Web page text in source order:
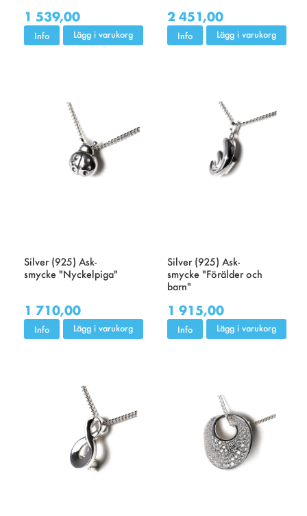
1 539,00
Info Lägg i varukorg
2 451,00
Info Lägg i varukorg
Silver (925) Ask-
smycke "Nyckelpiga"
1 710,00
Info Lägg i varukorg
Silver (925) Ask-
smycke "Förälder och
barn"
1 915,00
Info Lägg i varukorg